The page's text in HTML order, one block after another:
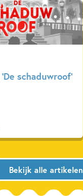
schaduwroof’
Bekijk alle artikelen